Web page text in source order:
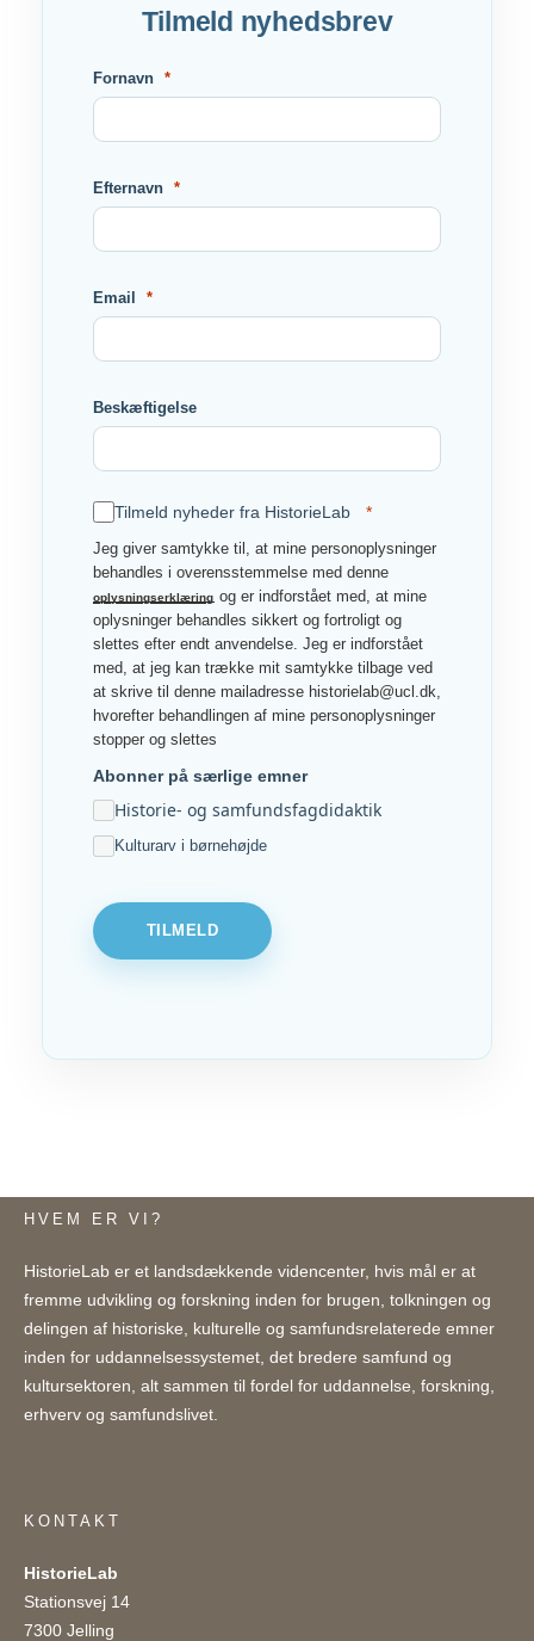
Tilmeld nyhedsbrev
Fornavn
Efternavn
Email
Beskæftigelse
Tilmeld nyheder fra HistorieLab
Jeg giver samtykke til, at mine personoplysninger
behandles i overensstemmelse med denne
oplysningserklæring og er indforstået med, at mine
oplysninger behandles sikkert og fortroligt og
slettes efter endt anvendelse. Jeg er indforstået
med, at jeg kan trække mit samtykke tilbage ved
at skrive til denne mailadresse historielab@ucl.dk,
hvorefter behandlingen af mine personoplysninger
stopper og slettes
Abonner på særlige emner
Historie- og samfundsfagdidaktik
Kulturarv i børnehøjde
TILMELD
HVEM ER VI?
HistorieLab er et landsdækkende videncenter, hvis mål er at
fremme udvikling og forskning inden for brugen, tolkningen og
delingen af historiske, kulturelle og samfundsrelaterede emner
inden for uddannelsessystemet, det bredere samfund og
kultursektoren, alt sammen til fordel for uddannelse, forskning,
erhverv og samfundslivet.
KONTAKT
HistorieLab
Stationsvej 14
7300 Jelling